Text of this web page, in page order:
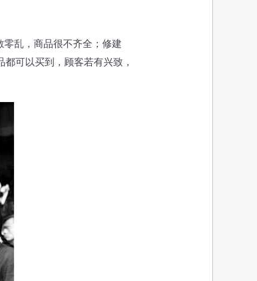
乱，商品很不齐全；修建
可以买到，顾客若有兴致，